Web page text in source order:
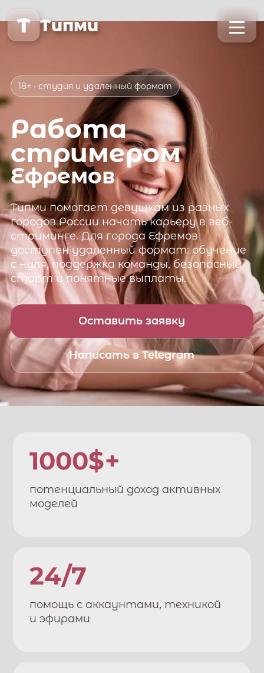
T Типми
18+ · студия и удаленный формат
Работа
стримером
Ефремов
Типмипомогает девушкам из разных
городов России начать карьеру в веб-
стриминге. Для города Ефремов
доступен удаленный формат: обучение
с нуля, поддержка команды, безопасный
старт и понятные выплаты.
Оставить заявку
Написать в Telegram
1000$+
потенциальный доход активных
моделей
24/7
помощь с аккаунтами, техникой
и эфирами